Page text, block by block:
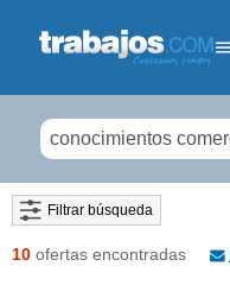
Filtrar búsqueda
10 ofertas encontradas